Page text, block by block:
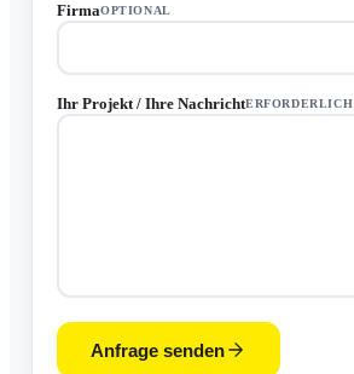
FirmaOPTIONAL
Ihr Projekt / Ihre NachrichtERFORDERLICH
Anfrage senden